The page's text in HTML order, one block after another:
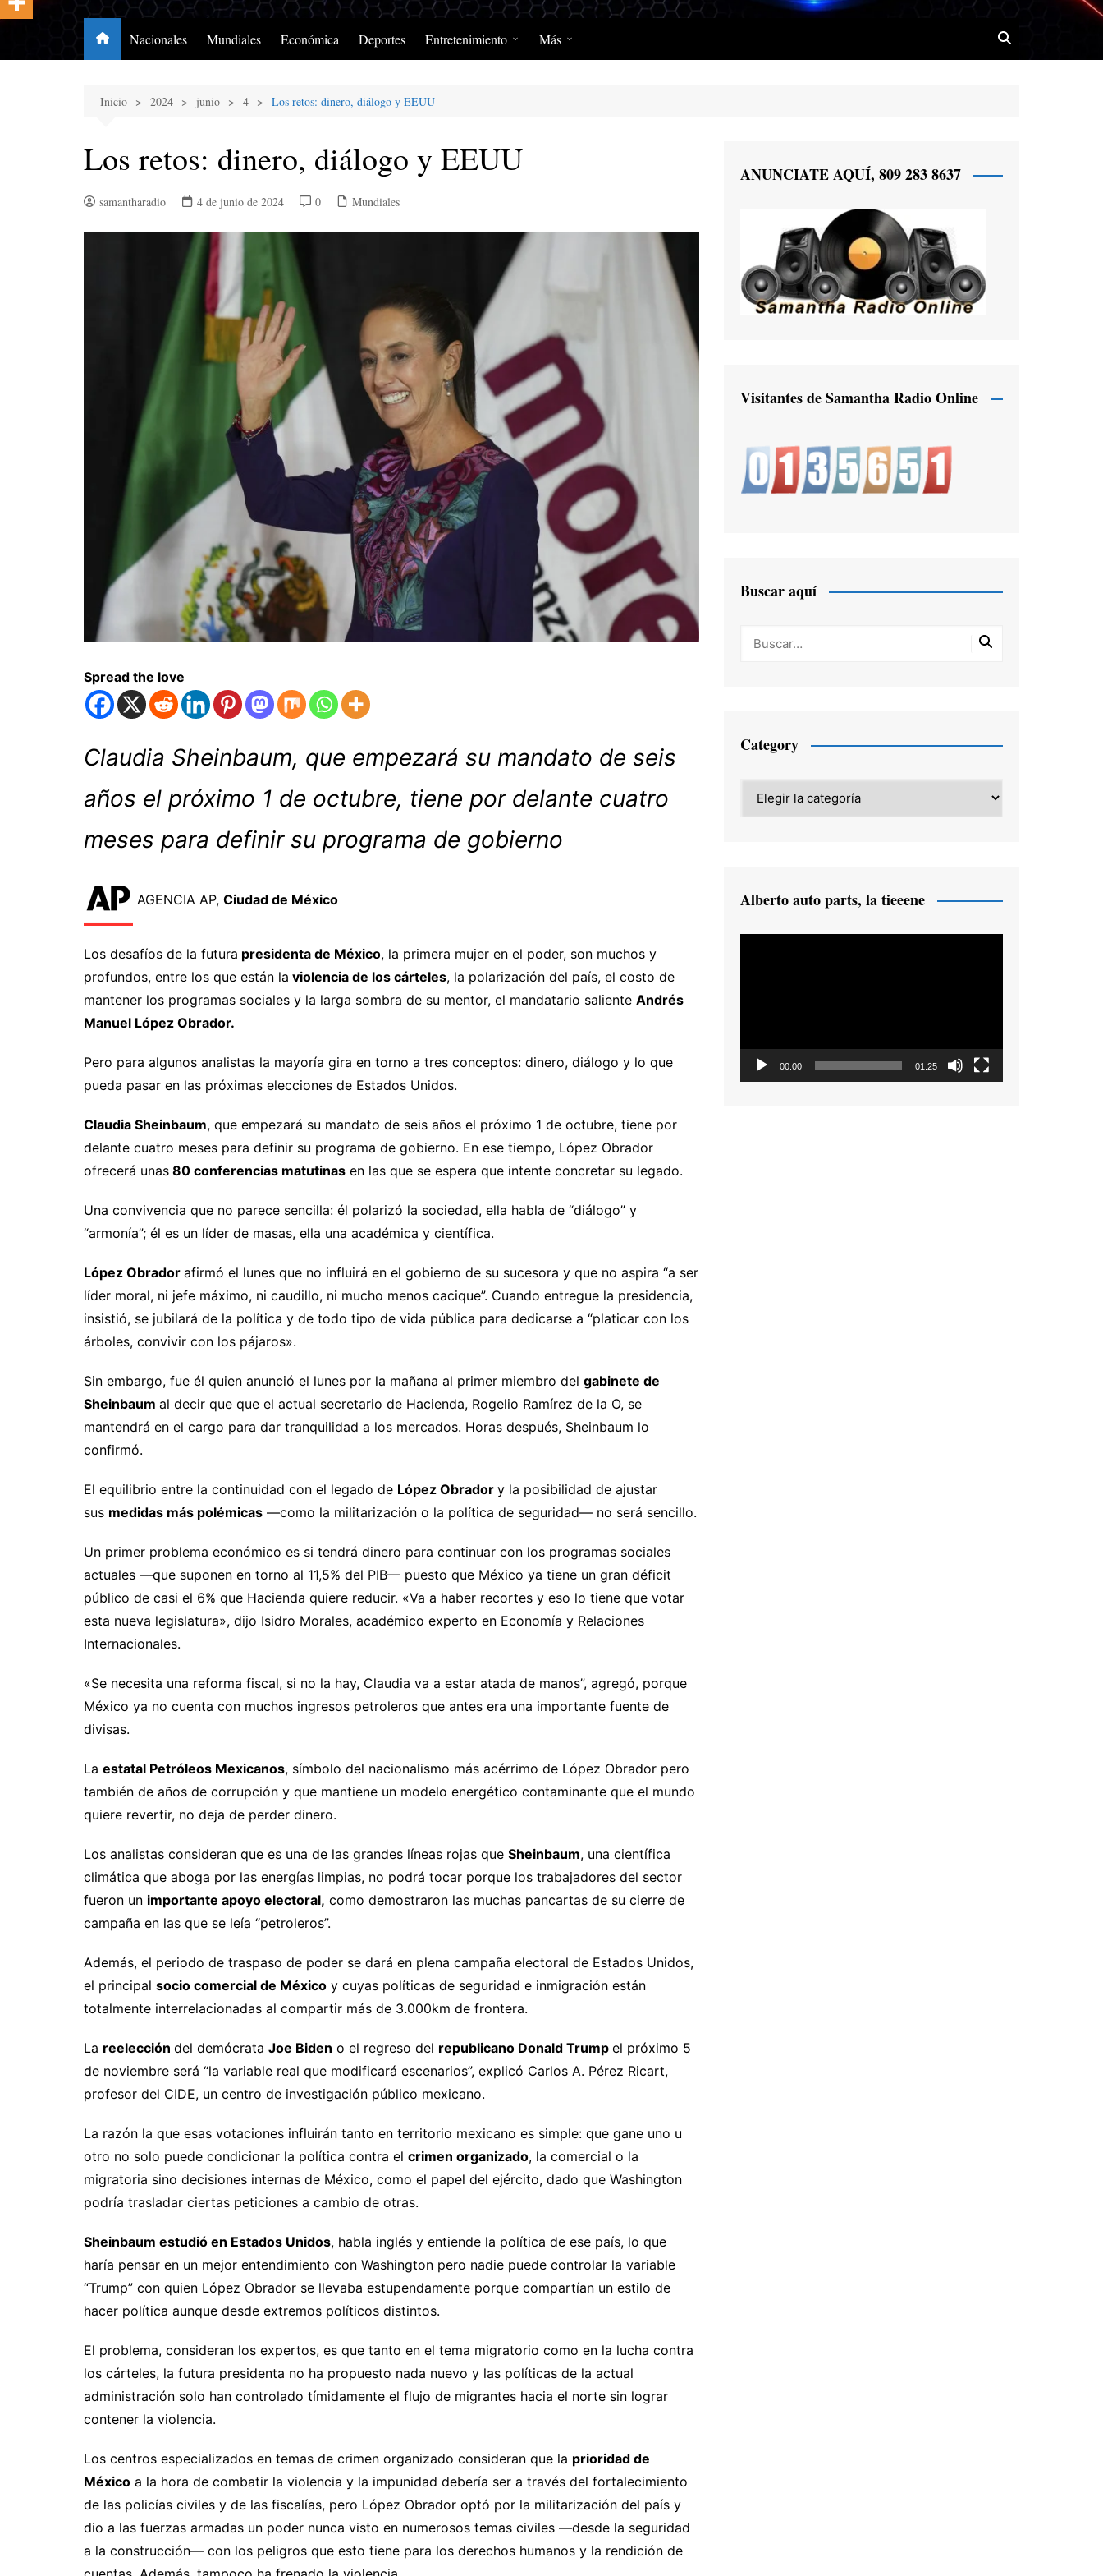
Nacionales Mundiales Económica Deportes Entretenimiento
MerengClásicos
Más
Inicio 2024 junio 4 Los retos: dinero, diálogo y EEUU
Los retos: dinero, diálogo y EEUU
samantharadio 4 de junio de 2024 0 Mundiales
Spread the love
Claudia Sheinbaum, que empezará su mandato de seis
años el próximo 1 de octubre, tiene por delante cuatro
meses para definir su programa de gobierno
AGENCIA AP, Ciudad de México
Los desafíos de la futura presidenta de México, la primera mujer en el poder, son muchos y
profundos, entre los que están la violencia de los cárteles, la polarización del país, el costo de
mantener los programas sociales y la larga sombra de su mentor, el mandatario saliente Andrés
Manuel López Obrador.
Pero para algunos analistas la mayoría gira en torno a tres conceptos: dinero, diálogo y lo que
pueda pasar en las próximas elecciones de Estados Unidos.
Claudia Sheinbaum, que empezará su mandato de seis años el próximo 1 de octubre, tiene por
delante cuatro meses para definir su programa de gobierno. En ese tiempo, López Obrador
ofrecerá unas 80 conferencias matutinas en las que se espera que intente concretar su legado.
Una convivencia que no parece sencilla: él polarizó la sociedad, ella habla de “diálogo” y
“armonía”; él es un líder de masas, ella una académica y científica.
López Obrador afirmó el lunes que no influirá en el gobierno de su sucesora y que no aspira “a ser
líder moral, ni jefe máximo, ni caudillo, ni mucho menos cacique”. Cuando entregue la presidencia,
insistió, se jubilará de la política y de todo tipo de vida pública para dedicarse a “platicar con los
árboles, convivir con los pájaros».
Sin embargo, fue él quien anunció el lunes por la mañana al primer miembro del gabinete de
Sheinbaum al decir que que el actual secretario de Hacienda, Rogelio Ramírez de la O, se
mantendrá en el cargo para dar tranquilidad a los mercados. Horas después, Sheinbaum lo
confirmó.
El equilibrio entre la continuidad con el legado de López Obrador y la posibilidad de ajustar
sus medidas más polémicas —como la militarización o la política de seguridad— no será sencillo.
Un primer problema económico es si tendrá dinero para continuar con los programas sociales
actuales —que suponen en torno al 11,5% del PIB— puesto que México ya tiene un gran déficit
público de casi el 6% que Hacienda quiere reducir. «Va a haber recortes y eso lo tiene que votar
esta nueva legislatura», dijo Isidro Morales, académico experto en Economía y Relaciones
Internacionales.
«Se necesita una reforma fiscal, si no la hay, Claudia va a estar atada de manos”, agregó, porque
México ya no cuenta con muchos ingresos petroleros que antes era una importante fuente de
divisas.
La estatal Petróleos Mexicanos, símbolo del nacionalismo más acérrimo de López Obrador pero
también de años de corrupción y que mantiene un modelo energético contaminante que el mundo
quiere revertir, no deja de perder dinero.
Los analistas consideran que es una de las grandes líneas rojas que Sheinbaum, una científica
climática que aboga por las energías limpias, no podrá tocar porque los trabajadores del sector
fueron un importante apoyo electoral, como demostraron las muchas pancartas de su cierre de
campaña en las que se leía “petroleros”.
Además, el periodo de traspaso de poder se dará en plena campaña electoral de Estados Unidos,
el principal socio comercial de México y cuyas políticas de seguridad e inmigración están
totalmente interrelacionadas al compartir más de 3.000km de frontera.
La reelección del demócrata Joe Biden o el regreso del republicano Donald Trump el próximo 5
de noviembre será “la variable real que modificará escenarios”, explicó Carlos A. Pérez Ricart,
profesor del CIDE, un centro de investigación público mexicano.
La razón la que esas votaciones influirán tanto en territorio mexicano es simple: que gane uno u
otro no solo puede condicionar la política contra el crimen organizado, la comercial o la
migratoria sino decisiones internas de México, como el papel del ejército, dado que Washington
podría trasladar ciertas peticiones a cambio de otras.
Sheinbaum estudió en Estados Unidos, habla inglés y entiende la política de ese país, lo que
haría pensar en un mejor entendimiento con Washington pero nadie puede controlar la variable
“Trump” con quien López Obrador se llevaba estupendamente porque compartían un estilo de
hacer política aunque desde extremos políticos distintos.
El problema, consideran los expertos, es que tanto en el tema migratorio como en la lucha contra
los cárteles, la futura presidenta no ha propuesto nada nuevo y las políticas de la actual
administración solo han controlado tímidamente el flujo de migrantes hacia el norte sin lograr
contener la violencia.
Los centros especializados en temas de crimen organizado consideran que la prioridad de
México a la hora de combatir la violencia y la impunidad debería ser a través del fortalecimiento
de las policías civiles y de las fiscalías, pero López Obrador optó por la militarización del país y
dio a las fuerzas armadas un poder nunca visto en numerosos temas civiles —desde la seguridad
a la construcción— con los peligros que esto tiene para los derechos humanos y la rendición de
ANUNCIATE AQUÍ, 809 283 8637
Visitantes de Samantha Radio Online
Buscar aquí
Category
Alberto auto parts, la tieeene
00:00 01:25